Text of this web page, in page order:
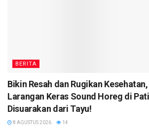
BERITA
Bikin Resah dan Rugikan
Larangan Keras Sound Horeg di
Disuarakan dari Tayu!
8 AGUSTUS 2026 14